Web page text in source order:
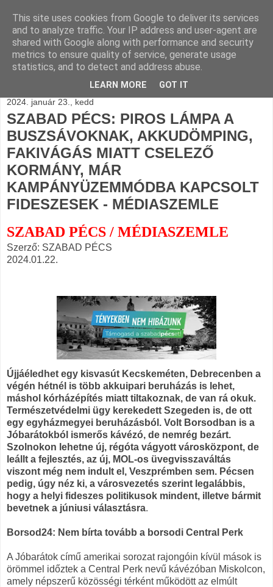
BLOGÁSZAT, napi
blogjava
2024. január 23., kedd
SZABAD PÉCS: PIROS LÁMPA A
BUSZSÁVOKNAK, AKKUDÖMPING,
FAKIVÁGÁS MIATT CSELEZŐ
KORMÁNY, MÁR
KAMPÁNYÜZEMMÓDBA KAPCSOLT
FIDESZESEK - MÉDIASZEMLE
SZABAD PÉCS / MÉDIASZEMLE
Szerző: SZABAD PÉCS
2024.01.22.
Újjáéledhet egy kisvasút Kecskeméten, Debrecenben a
végén hétnél is több akkuipari beruházás is lehet,
máshol kórházépítés miatt tiltakoznak, de van rá okuk.
Természetvédelmi ügy kerekedett Szegeden is, de ott
egy egyházmegyei beruházásból. Volt Borsodban is a
Jóbarátokból ismerős kávézó, de nemrég bezárt.
Szolnokon lehetne új, régóta vágyott városközpont, de
leállt a fejlesztés, az új, MOL-os üvegvisszaváltás
viszont még nem indult el, Veszprémben sem. Pécsen
pedig, úgy néz ki, a városvezetés szerint legalábbis,
hogy a helyi fideszes politikusok mindent, illetve bármit
bevetnek a júniusi választásra.
Borsod24: Nem bírta tovább a borsodi Central Perk
A Jóbarátok című amerikai sorozat rajongóin kívül mások is
örömmel időztek a Central Perk nevű kávézóban Miskolcon,
amely népszerű közösségi térként működött az elmúlt
This site uses cookies from Google to deliver its services
and to analyze traffic. Your IP address and user-agent are
shared with Google along with performance and security
metrics to ensure quality of service, generate usage
statistics, and to detect and address abuse.
LEARN MORE GOT IT